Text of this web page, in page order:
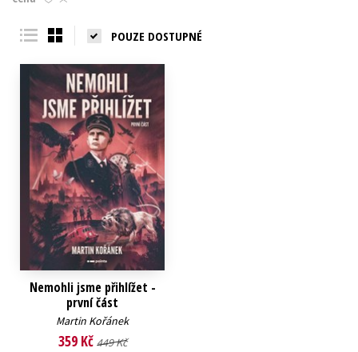
Young adult (SK)
POUZE DOSTUPNÉ
Nemohli jsme přihlížet -
první část
Martin Kořánek
359 Kč 449 Kč